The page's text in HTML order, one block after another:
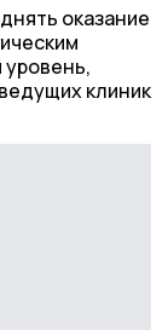
оказание
клиник